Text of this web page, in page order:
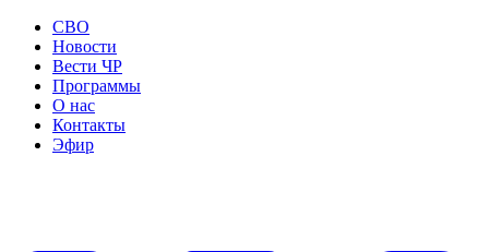
СВО
Новости
Вести ЧР
Программы
О нас
Контакты
Эфир